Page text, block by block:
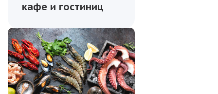
кафе и гостиниц